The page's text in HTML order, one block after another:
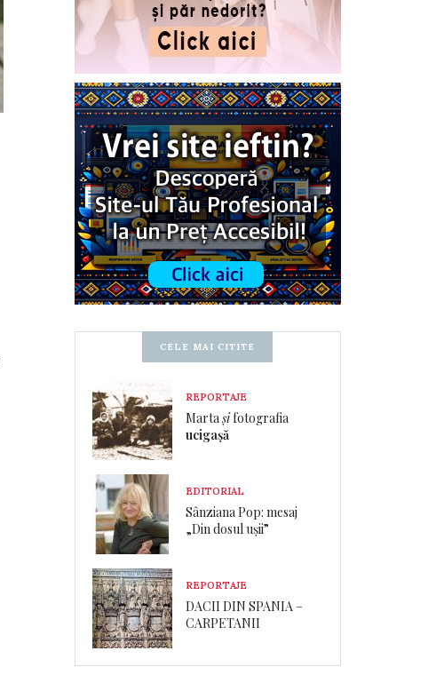
CELE MAI CITITE
REPORTAJE
Martașifotografia
ucigașă
EDITORIAL
Sânziana Pop: mesaj
„Din dosul ușii”
REPORTAJE
DACII DIN SPANIA –
CARPETANII